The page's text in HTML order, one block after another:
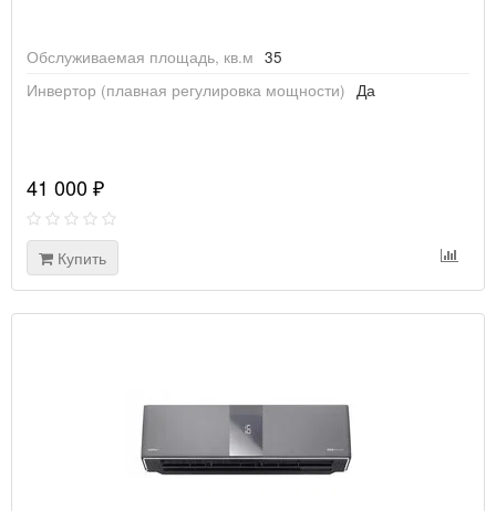
Обслуживаемая площадь, кв.м 35
Инвертор (плавная регулировка мощности) Да
41 000 ₽
Купить